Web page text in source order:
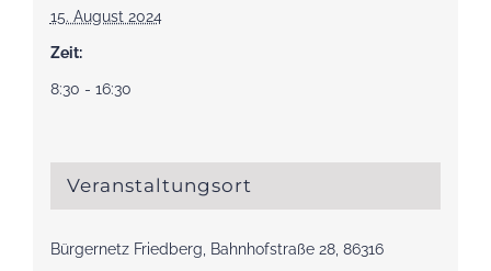
15. August 2024
Zeit:
8:30 - 16:30
Veranstaltungsort
Bürgernetz Friedberg, Bahnhofstraße 28, 86316